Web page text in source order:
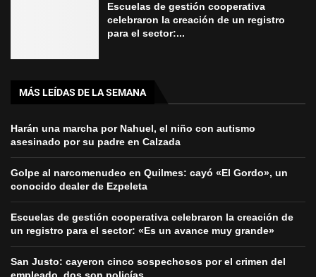
Escuelas de gestión cooperativa
celebraron la creación de un registro
para el sector:...
MÁS LEÍDAS DE LA SEMANA
Harán una marcha por Nahuel, el niño con autismo
asesinado por su padre en Calzada
Golpe al narcomenudeo en Quilmes: cayó «El Gordo», un
conocido dealer de Ezpeleta
Escuelas de gestión cooperativa celebraron la creación de
un registro para el sector: «Es un avance muy grande»
San Justo: cayeron cinco sospechosos por el crimen del
empleado, dos son policías